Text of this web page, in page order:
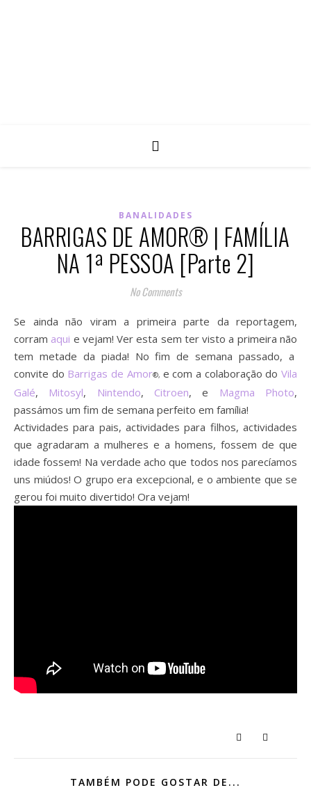
BANALIDADES
BARRIGAS DE AMOR® | FAMÍLIA
NA 1ª PESSOA [Parte 2]
No Comments
Se ainda não viram a primeira parte da reportagem,
corram aqui e vejam! Ver esta sem ter visto a primeira não
tem metade da piada! No fim de semana passado, a
convite do Barrigas de Amor®, e com a colaboração doVila
Galé, Mitosyl, Nintendo, Citroen, e Magma Photo,
passámos um fim de semana perfeito em família!
Actividades para pais, actividades para filhos, actividades
que agradaram a mulheres e a homens, fossem de que
idade fossem! Na verdade acho que todos nos parecíamos
uns miúdos! O grupo era excepcional, e o ambiente que se
gerou foi muito divertido! Ora vejam!
TAMBÉM PODE GOSTAR DE...